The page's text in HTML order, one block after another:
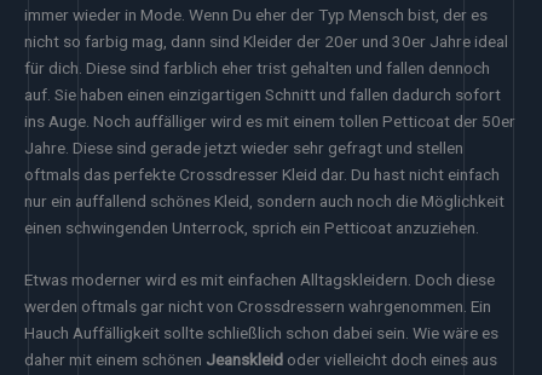
immer wieder in Mode. Wenn Du eher der Typ Mensch bist, der es
nicht so farbig mag, dann sind Kleider der 20er und 30er Jahre ideal
für dich. Diese sind farblich eher trist gehalten und fallen dennoch
auf. Sie haben einen einzigartigen Schnitt und fallen dadurch sofort
ins Auge. Noch auffälliger wird es mit einem tollen Petticoat der 50er
Jahre. Diese sind gerade jetzt wieder sehr gefragt und stellen
oftmals das perfekte Crossdresser Kleid dar. Du hast nicht einfach
nur ein auffallend schönes Kleid, sondern auch noch die Möglichkeit
einen schwingenden Unterrock, sprich ein Petticoat anzuziehen.
Etwas moderner wird es mit einfachen Alltagskleidern. Doch diese
werden oftmals gar nicht von Crossdressern wahrgenommen. Ein
Hauch Auffälligkeit sollte schließlich schon dabei sein. Wie wäre es
daher mit einem schönen Jeanskleid oder vielleicht doch eines aus